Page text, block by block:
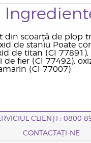
din scoarță de plop
de staniu Poate
de titan (CI 77891),
de fier (CI 77492),
(CI 77007)
CLIENȚI : 0800
CONTACTAȚI-NE